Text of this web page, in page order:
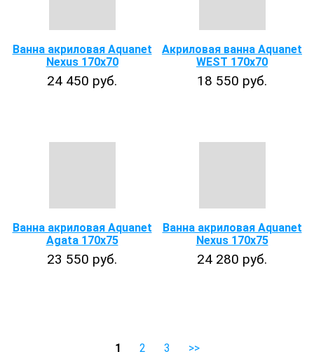
Ванна акриловая Aquanet
Nexus 170x70
24 450 руб.
Акриловая ванна Aquanet
WEST 170x70
18 550 руб.
Ванна акриловая Aquanet
Agata 170x75
23 550 руб.
Ванна акриловая Aquanet
Nexus 170x75
24 280 руб.
1 2 3 >>